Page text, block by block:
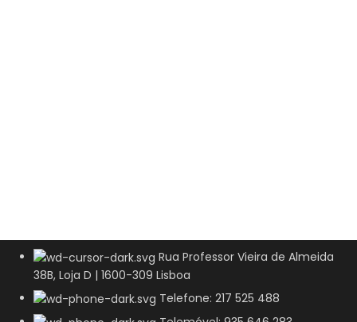
Rua Professor Vieira de Almeida
38B, Loja D | 1600-309 Lisboa
Telefone: 217 525 488